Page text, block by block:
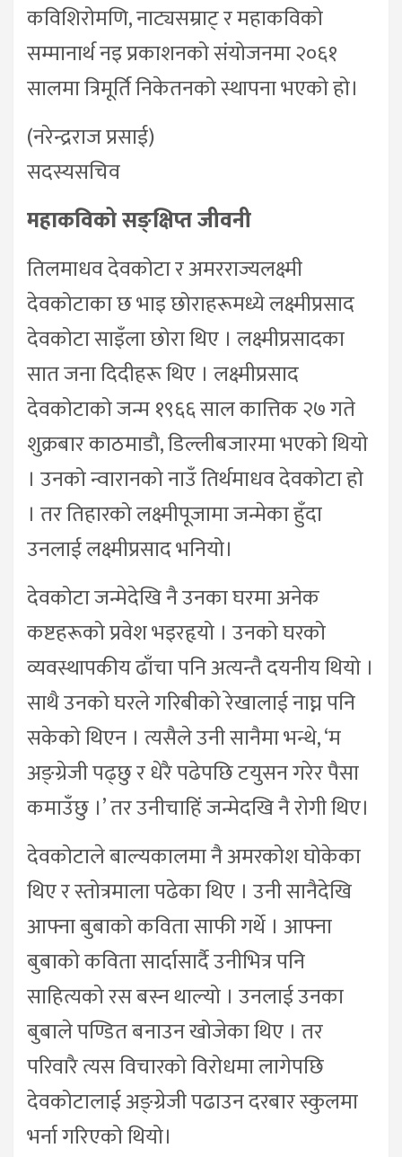
कविशिरोमणि, नाट्यसम्राट् र महाकविको
सम्मानार्थ नइ प्रकाशनको संयोजनमा २०६१
सालमा त्रिमूर्ति निकेतनको स्थापना भएको हो।
(नरेन्द्रराज प्रसाई)
सदस्यसचिव
महाकविको सङ्क्षिप्त जीवनी
तिलमाधव देवकोटा र अमरराज्यलक्ष्मी
देवकोटाका छ भाइ छोराहरूमध्ये लक्ष्मीप्रसाद
देवकोटा साइँला छोरा थिए । लक्ष्मीप्रसादका
सात जना दिदीहरू थिए । लक्ष्मीप्रसाद
देवकोटाको जन्म १९६६ साल कात्तिक २७ गते
शुक्रबार काठमाडौ, डिल्लीबजारमा भएको थियो
। उनको न्वारानको नाउँ तिर्थमाधव देवकोटा हो
। तर तिहारको लक्ष्मीपूजामा जन्मेका हुँदा
उनलाई लक्ष्मीप्रसाद भनियो।
देवकोटा जन्मेदेखि नै उनका घरमा अनेक
कष्टहरूको प्रवेश भइरहृयो । उनको घरको
व्यवस्थापकीय ढाँचा पनि अत्यन्तै दयनीय थियो ।
साथै उनको घरले गरिबीको रेखालाई नाघ्न पनि
सकेको थिएन । त्यसैले उनी सानैमा भन्थे, ‘म
अङ्ग्रेजी पढ्छु र धेरै पढेपछि टयुसन गरेर पैसा
कमाउँछु ।’ तर उनीचाहिं जन्मेदखि नै रोगी थिए।
देवकोटाले बाल्यकालमा नै अमरकोश घोकेका
थिए र स्तोत्रमाला पढेका थिए । उनी सानैदेखि
आफ्ना बुबाको कविता साफी गर्थे । आफ्ना
बुबाको कविता सार्दासार्दै उनीभित्र पनि
साहित्यको रस बस्न थाल्यो । उनलाई उनका
बुबाले पण्डित बनाउन खोजेका थिए । तर
परिवारै त्यस विचारको विरोधमा लागेपछि
देवकोटालाई अङ्ग्रेजी पढाउन दरबार स्कुलमा
भर्ना गरिएको थियो।